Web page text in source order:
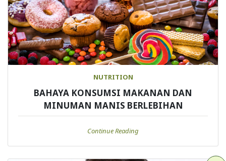
NUTRITION
BAHAYA KONSUMSI MAKANAN DAN
MINUMAN MANIS BERLEBIHAN
Continue Reading